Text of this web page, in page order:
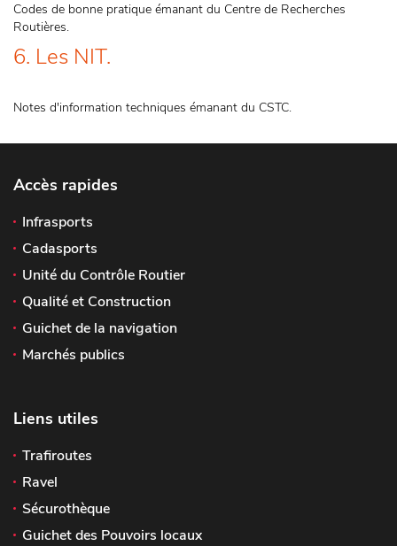
Codes de bonne pratique émanant du Centre de Recherches
Routières.
6. Les NIT.
Notes d'information techniques émanant du CSTC.
Accès rapides
Infrasports
Cadasports
Unité du Contrôle Routier
Qualité et Construction
Guichet de la navigation
Marchés publics
Liens utiles
Trafiroutes
Ravel
Sécurothèque
Guichet des Pouvoirs locaux